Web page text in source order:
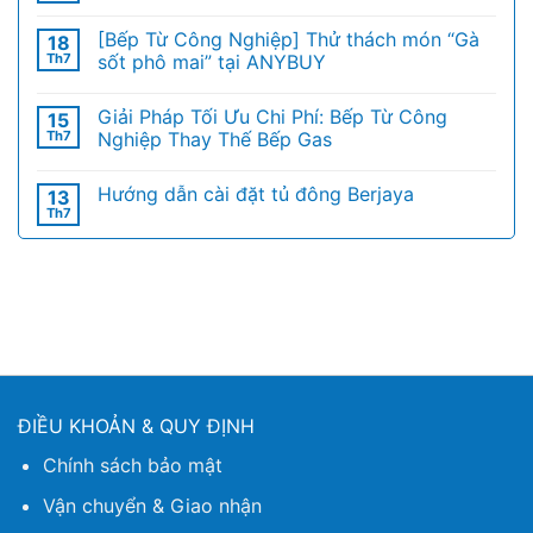
18
Th7
[Bếp Từ Công Nghiệp] Thử thách món “Gà
sốt phô mai” tại ANYBUY
15
Th7
Giải Pháp Tối Ưu Chi Phí: Bếp Từ Công
Nghiệp Thay Thế Bếp Gas
13
Th7
Hướng dẫn cài đặt tủ đông Berjaya
ĐIỀU KHOẢN & QUY ĐỊNH
Chính sách bảo mật
Vận chuyển & Giao nhận